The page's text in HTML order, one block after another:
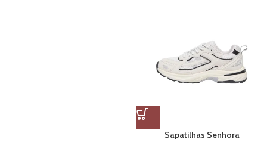
Sapatilhas Senhora